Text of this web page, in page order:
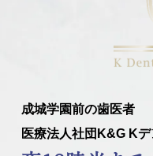
成城学園前の歯医者
医療法人社団K&G K